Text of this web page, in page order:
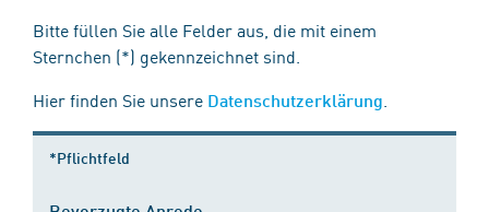
Bitte füllen Sie alle Felder aus, die mit einem
Sternchen (*) gekennzeichnet sind.
Hier finden Sie unsere Datenschutzerklärung
*Pflichtfeld